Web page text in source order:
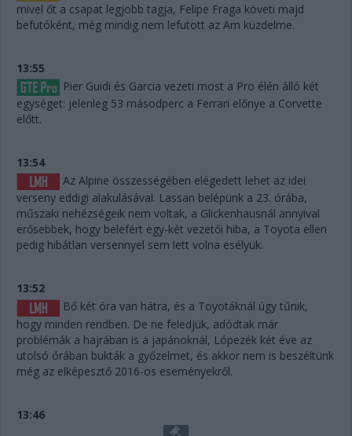
mivel őt a csapat legjobb tagja, Felipe Fraga követi majd
befutóként, még mindig nem lefutott az Am küzdelme.
13:55
Pier Guidi és Garcia vezeti most a Pro élén álló két
egységet: jelenleg 53 másodperc a Ferrari előnye a Corvette
előtt.
13:54
Az Alpine összességében elégedett lehet az idei
verseny eddigi alakulásával. Lassan belépünk a 23. órába,
műszaki nehézségeik nem voltak, a Glickenhausnál annyival
erősebbek, hogy belefért egy-két vezetői hiba, a Toyota ellen
pedig hibátlan versennyel sem lett volna esélyük.
13:52
Bő két óra van hátra, és a Toyotáknál úgy tűnik,
hogy minden rendben. De ne feledjük, adódtak már
problémák a hajrában is a japánoknál, Lópezék két éve az
utolsó órában bukták a győzelmet, és akkor nem is beszéltünk
még az elképesztő 2016-os eseményekről.
13:46